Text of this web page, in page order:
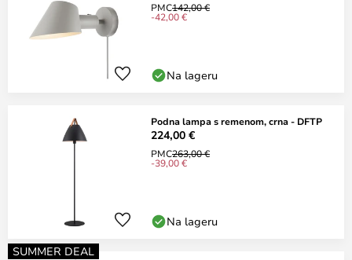
PMC142,00 €
-42,00 €
Na lageru
Podna lampa s remenom, crna - DFTP
224,00 €
PMC263,00 €
-39,00 €
Na lageru
SUMMER DEAL